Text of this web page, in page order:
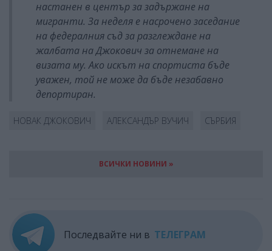
настанен в център за задържане на
мигранти. За неделя е насрочено заседание
на федералния съд за разглеждане на
жалбата на Джокович за отнемане на
визата му. Ако искът на спортиста бъде
уважен, той не може да бъде незабавно
депортиран.
НОВАК ДЖОКОВИЧ АЛЕКСАНДЪР ВУЧИЧ СЪРБИЯ
ВСИЧКИ НОВИНИ »
Последвайте ни в ТЕЛЕГРАМ